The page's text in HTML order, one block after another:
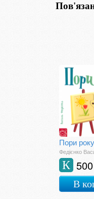
Пори року
Федієнко
К
В